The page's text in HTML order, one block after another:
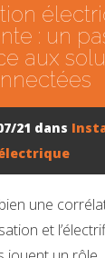
: un
aux
21 dans
une
et